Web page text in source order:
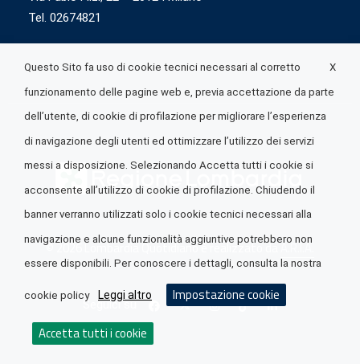
Tel. 02674821
© 2026 Lombardia Quotidiano è realizzato daA.R.I.A.
Seguici su
X
Questo Sito fa uso di cookie tecnici necessari al corretto
funzionamento delle pagine web e, previa accettazione da parte
dell’utente, di cookie di profilazione per migliorare l’esperienza
di navigazione degli utenti ed ottimizzare l’utilizzo dei servizi
messi a disposizione. Selezionando Accetta tutti i cookie si
acconsente all’utilizzo di cookie di profilazione. Chiudendo il
banner verranno utilizzati solo i cookie tecnici necessari alla
navigazione e alcune funzionalità aggiuntive potrebbero non
essere disponibili. Per conoscere i dettagli, consulta la nostra
cookie policy Leggi altro Impostazione cookie
Accetta tutti i cookie